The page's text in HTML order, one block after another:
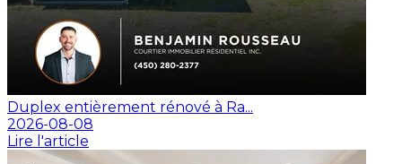
Duplex entièrement rénové à Ra...
2026-08-08
Lire l'article